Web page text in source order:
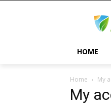
HOME
Home My
My